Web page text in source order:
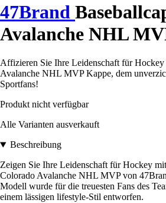
47Brand
Avalanche NHL
Affizieren Sie Ihre Leidenschaft für
Avalanche NHL MVP Kappe, dem
Sportfans!
Produkt nicht verfügbar
Alle Varianten ausverkauft
Beschreibung
Zeigen Sie Ihre Leidenschaft für Hockey
Colorado Avalanche NHL MVP von
Modell wurde für die treuesten Fans des
einem lässigen lifestyle-Stil entworfen.